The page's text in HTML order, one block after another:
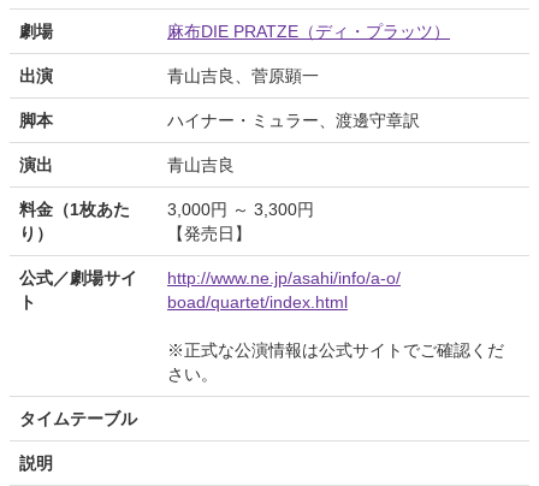
劇場 麻布DIE PRATZE（ディ・プラッツ）
出演 青山吉良、菅原顕一
脚本 ハイナー・ミュラー、渡邊守章訳
演出 青山吉良
料金（1枚あた
り）
3,000円 ～ 3,300円
【発売日】
公式／劇場サイ
ト
http://www.ne.jp/asahi/info/a-o/
boad/quartet/index.html
※正式な公演情報は公式サイトでご確認くだ
さい。
タイムテーブル
説明